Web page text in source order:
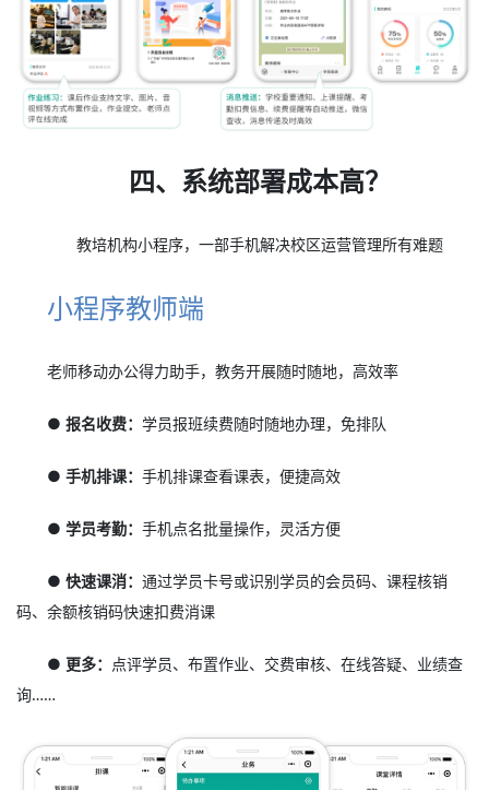
四、系统部署成本高？
教培机构小程序，一部手机解决校区运营管理所有难题
小程序教师端
老师移动办公得力助手，教务开展随时随地，高效率
● 报名收费：学员报班续费随时随地办理，免排队
● 手机排课：手机排课查看课表，便捷高效
● 学员考勤：手机点名批量操作，灵活方便
● 快速课消：通过学员卡号或识别学员的会员码、课程核销
码、余额核销码快速扣费消课
● 更多： 点评学员、布置作业、交费审核、在线答疑、业绩查
询……